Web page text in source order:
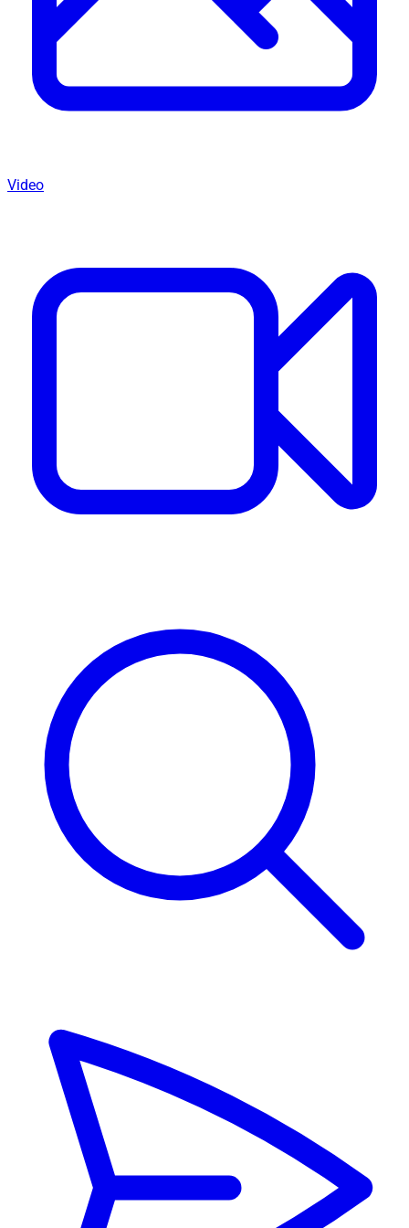
Video